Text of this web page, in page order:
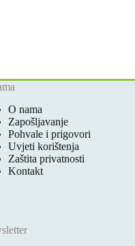
O nama
Zapošljavanje
Pohvale i prigovori
Uvjeti korištenja
Zaštita privatnosti
Kontakt